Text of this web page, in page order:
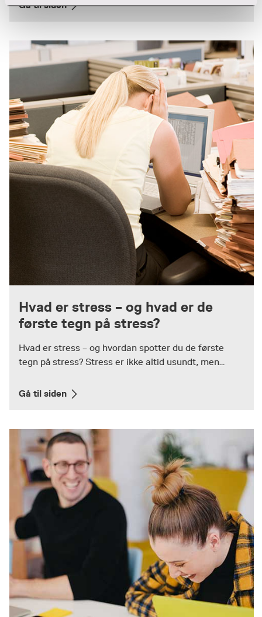
Gå til siden
Hvad er stress – og hvad er de
første tegn på stress?
Hvad er stress – og hvordan spotter du de første
tegn på stress? Stress er ikke altid usundt, men...
Gå til siden